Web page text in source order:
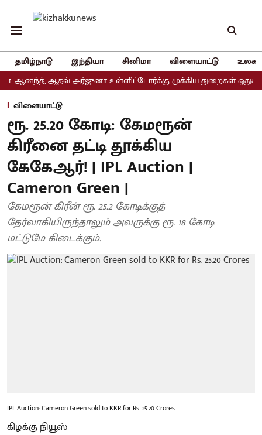
தமிழ்நாடு இந்தியா சினிமா விளையாட்டு
ஆதவ் அர்ஜுனா உள்ளிட்டோர்க்கு முக்கிய துறைகள் ஒதுக்கீடு
விளையாட்டு
ரூ. 25.20 கோடி: கேமரூன்
கிரீனை தட்டி தூக்கிய
கேகேஆர்! | IPL Auction |
Cameron Green |
கேமரூன் கிரீன் ரூ. 25.2 கோடிக்குத்
தேர்வாகியிருந்தாலும் அவருக்கு ரூ. 18 கோடி
மட்டுமே கிடைக்கும்.
IPL Auction: Cameron Green sold to KKR for Rs. 25.20 Crores
கிழக்கு நியூஸ்